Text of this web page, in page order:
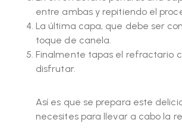
entre ambas y repitiendo el
La última capa, que debe ser
toque de canela.
Finalmente tapas el refractario
disfrutar.
Así es que se prepara este
necesites para llevar a cabo la